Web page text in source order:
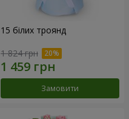
15 білих троянд
1 824 грн
Замовити